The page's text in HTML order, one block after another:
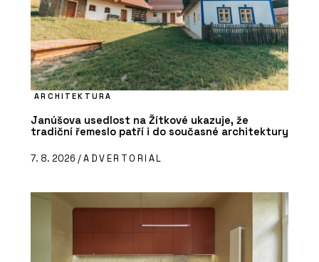
ARCHITEKTURA
Janúšova usedlost na Žítkové ukazuje, že
tradiční řemeslo patří i do současné architektury
7. 8. 2026 /ADVERTORIAL